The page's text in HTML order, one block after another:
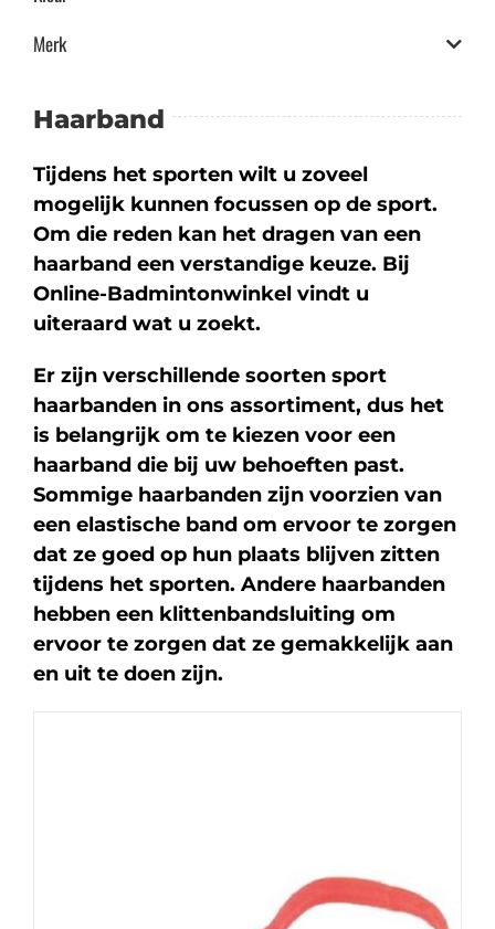
Merk
Haarband
Tijdens het sporten wilt u zoveel
mogelijk kunnen focussen op de sport.
Om die reden kan het dragen van een
haarband een verstandige keuze. Bij
Online-Badmintonwinkel vindt u
uiteraard wat u zoekt.
Er zijn verschillende soorten sport
haarbanden in ons assortiment, dus het
is belangrijk om te kiezen voor een
haarband die bij uw behoeften past.
Sommige haarbanden zijn voorzien van
een elastische band om ervoor te zorgen
dat ze goed op hun plaats blijven zitten
tijdens het sporten. Andere haarbanden
hebben een klittenbandsluiting om
ervoor te zorgen dat ze gemakkelijk aan
en uit te doen zijn.